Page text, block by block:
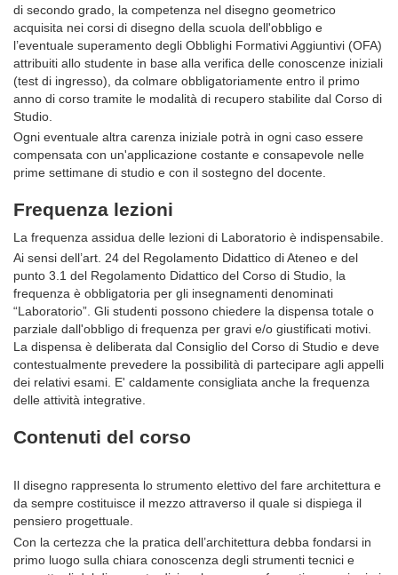
di secondo grado, la competenza nel disegno geometrico
acquisita nei corsi di disegno della scuola dell'obbligo e
l’eventuale superamento degli Obblighi Formativi Aggiuntivi (OFA)
attribuiti allo studente in base alla verifica delle conoscenze iniziali
(test di ingresso), da colmare obbligatoriamente entro il primo
anno di corso tramite le modalità di recupero stabilite dal Corso di
Studio.
Ogni eventuale altra carenza iniziale potrà in ogni caso essere
compensata con un'applicazione costante e consapevole nelle
prime settimane di studio e con il sostegno del docente.
Frequenza lezioni
La frequenza assidua delle lezioni di Laboratorio è indispensabile.
Ai sensi dell’art. 24 del Regolamento Didattico di Ateneo e del
punto 3.1 del Regolamento Didattico del Corso di Studio, la
frequenza è obbligatoria per gli insegnamenti denominati
“Laboratorio”. Gli studenti possono chiedere la dispensa totale o
parziale dall'obbligo di frequenza per gravi e/o giustificati motivi.
La dispensa è deliberata dal Consiglio del Corso di Studio e deve
contestualmente prevedere la possibilità di partecipare agli appelli
dei relativi esami. E' caldamente consigliata anche la frequenza
delle attività integrative.
Contenuti del corso
Il disegno rappresenta lo strumento elettivo del fare architettura e
da sempre costituisce il mezzo attraverso il quale si dispiega il
pensiero progettuale.
Con la certezza che la pratica dell’architettura debba fondarsi in
primo luogo sulla chiara conoscenza degli strumenti tecnici e